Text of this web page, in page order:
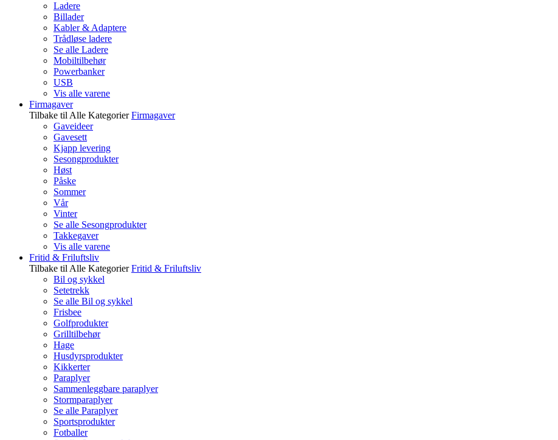
Ladere
Billader
Kabler & Adaptere
Trådløse ladere
Se alle Ladere
Mobiltilbehør
Powerbanker
USB
Vis alle varene
Firmagaver
Tilbake til Alle Kategorier Firmagaver
Gaveideer
Gavesett
Kjapp levering
Sesongprodukter
Høst
Påske
Sommer
Vår
Vinter
Se alle Sesongprodukter
Takkegaver
Vis alle varene
Fritid & Friluftsliv
Tilbake til Alle Kategorier Fritid & Friluftsliv
Bil og sykkel
Setetrekk
Se alle Bil og sykkel
Frisbee
Golfprodukter
Grilltilbehør
Hage
Husdyrsprodukter
Kikkerter
Paraplyer
Sammenleggbare paraplyer
Stormparaplyer
Se alle Paraplyer
Sportsprodukter
Fotballer